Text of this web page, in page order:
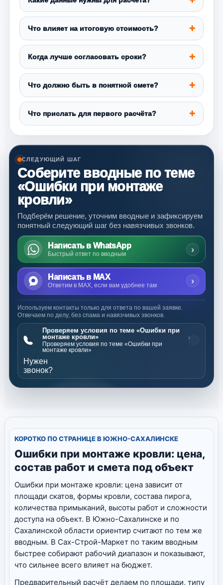
Что влияет на итоговую стоимость?
Когда лучше согласовать сроки?
Что должно быть в понятной смете?
Что прислать для первого расчёта?
СЛЕДУЮЩИЙ ШАГ
Соберите вводные по теме
«Ошибки при монтаже
кровли»
Подберём решение, уточним вводные и зафиксируем
понятный следующий шаг без навязчивых звонков.
Написать в WhatsApp
Быстрый ответ по вводным ›
Написать в MAX
Ответим в MAX, если вам удобнее там ›
Используем контакты только для ответа по вашей заявке.
Отвечаем по делу, без спама и навязчивых звонков.
Проверяем условия по теме «Ошибки при
монтаже кровли»
Проверяем условия по теме «Ошибки при
монтаже кровли»
›
Нужен
звонок?
КОРОТКО ПО СТРАНИЦЕ В ЮЖНО-САХАЛИНСКЕ
Ошибки при монтаже кровли: цена,
состав работ и смета под объект
Ошибки при монтаже кровли: цена зависит от
площади скатов, формы кровли, состава пирога,
количества примыканий, высоты работ и сложности
доступа на объект. В Южно-Сахалинске и по
Сахалинской области ориентир считают по тем же
вводным. В Сах-Строй-Маркет по таким вводным
быстрее собирают рабочий диапазон и показывают,
что сильнее всего влияет на бюджет.
Предварительный расчёт делаем по площади, типу